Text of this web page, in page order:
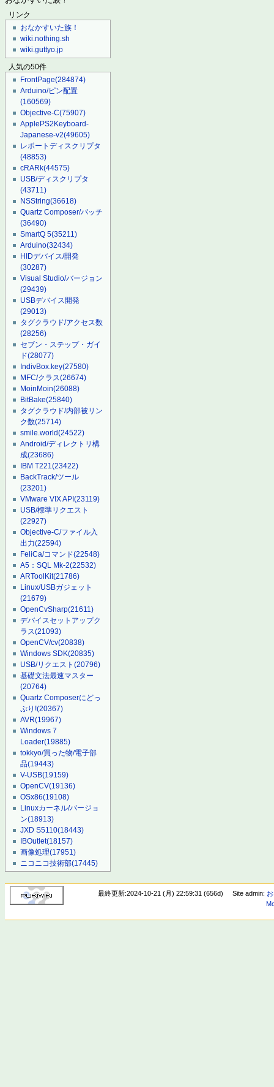
リンク
おなかすいた族！
wiki.nothing.sh
wiki.guttyo.jp
人気の50件
FrontPage(284874)
Arduino/ピン配置
(160569)
Objective-C(75907)
ApplePS2Keyboard-
Japanese-v2(49605)
レポートディスクリプタ
(48853)
cRARk(44575)
USB/ディスクリプタ
(43711)
NSString(36618)
Quartz Composer/パッチ
(36490)
SmartQ 5(35211)
Arduino(32434)
HIDデバイス/開発
(30287)
Visual Studio/バージョン
(29439)
USBデバイス開発
(29013)
タグクラウド/アクセス数
(28256)
セブン・ステップ・ガイ
ド(28077)
IndivBox.key(27580)
MFC/クラス(26674)
MoinMoin(26088)
BitBake(25840)
タグクラウド/内部被リン
ク数(25714)
smile.world(24522)
Android/ディレクトリ構
成(23686)
IBM T221(23422)
BackTrack/ツール
(23201)
VMware VIX API(23119)
USB/標準リクエスト
(22927)
Objective-C/ファイル入
出力(22594)
FeliCa/コマンド(22548)
A5：SQL Mk-2(22532)
ARToolKit(21786)
Linux/USBガジェット
(21679)
OpenCvSharp(21611)
デバイスセットアップク
ラス(21093)
OpenCV/cv(20838)
Windows SDK(20835)
USB/リクエスト(20796)
基礎文法最速マスター
(20764)
Quartz Composerにどっ
ぷり!(20367)
AVR(19967)
Windows 7
Loader(19885)
tokkyo/買った物/電子部
品(19443)
V-USB(19159)
OpenCV(19136)
OSx86(19108)
Linuxカーネル/バージョ
ン(18913)
JXD S5110(18443)
IBOutlet(18157)
画像処理(17951)
ニコニコ技術部(17445)
最終更新:2024-10-21 (月) 22:59:31 (656d) Site admin: